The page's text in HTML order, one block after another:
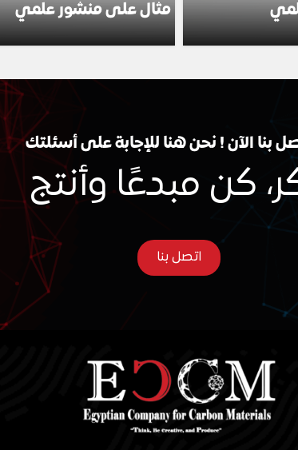
مثال على منشور علمي
بنا الآن ! نحن هنا للإجابة على أسئلتك
كن مبدعًا وأنتج
اتصل بنا